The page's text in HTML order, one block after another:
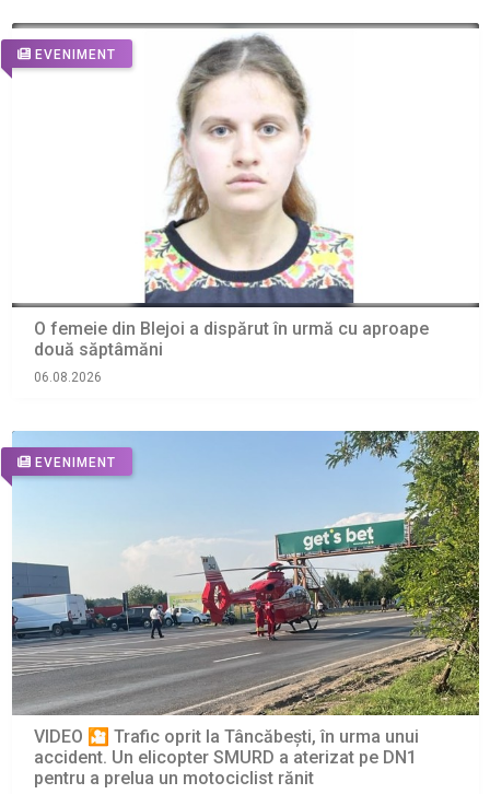
EVENIMENT
O femeie din Blejoi a dispărut în urmă cu aproape
două săptâmăni
06.08.2026
EVENIMENT
VIDEO 🎦 Trafic oprit la Tâncăbești, în urma unui
accident. Un elicopter SMURD a aterizat pe DN1
pentru a prelua un motociclist rănit